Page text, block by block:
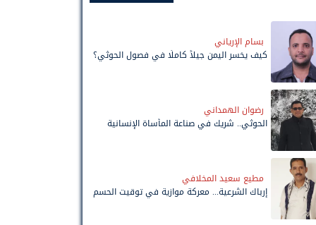
بسام الإرياني
كيف يخسر اليمن جيلاً كاملًا في فصول الحوثي؟
رضوان الهمداني
الحوثي.. شريك في صناعة المأساة الإنسانية
مطيع سعيد المخلافي
إرباك الشرعية... معركة موازية في توقيت الحسم